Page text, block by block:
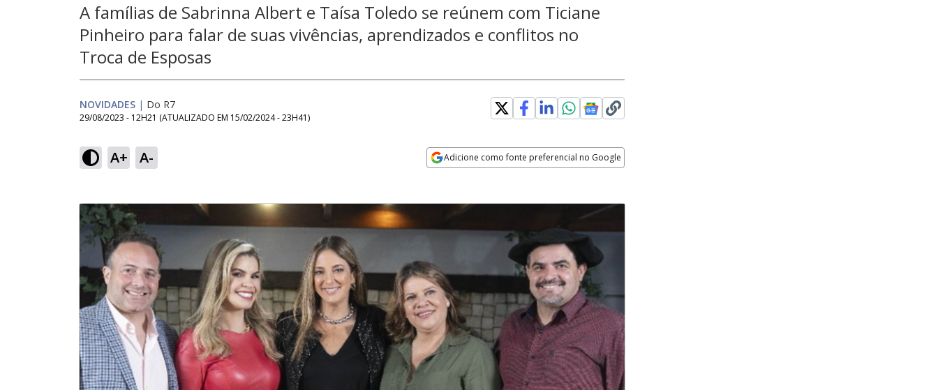
A famílias de Sabrinna Albert e Taísa Toledo se reúnem com Ticiane
Pinheiro para falar de suas vivências, aprendizados e conflitos no
Troca de Esposas
NOVIDADES | Do R7
29/08/2023 - 12H21 (ATUALIZADO EM 15/02/2024 - 23H41)
A+ A- Adicione como fonte preferencial no Google